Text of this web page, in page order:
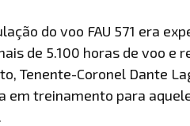
do voo FAU 571 era
de 5.100 horas de voo e
Tenente-Coronel Dante
em treinamento para